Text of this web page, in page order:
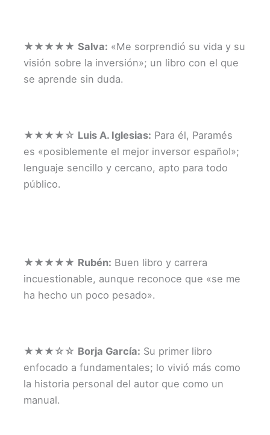
★★★★★Salva: «Me sorprendió su vida y su
visión sobre la inversión»; un libro con el que
se aprende sin duda.
★★★★☆ Luis A. Iglesias: Para él, Paramés
es «posiblemente el mejor inversor español»;
lenguaje sencillo y cercano, apto para todo
público.
★★★★★ Rubén: Buen libro y carrera
incuestionable, aunque reconoce que «se me
ha hecho un poco pesado».
★★★☆☆ Borja García: Su primer libro
enfocado a fundamentales; lo vivió más como
la historia personal del autor que como un
manual.